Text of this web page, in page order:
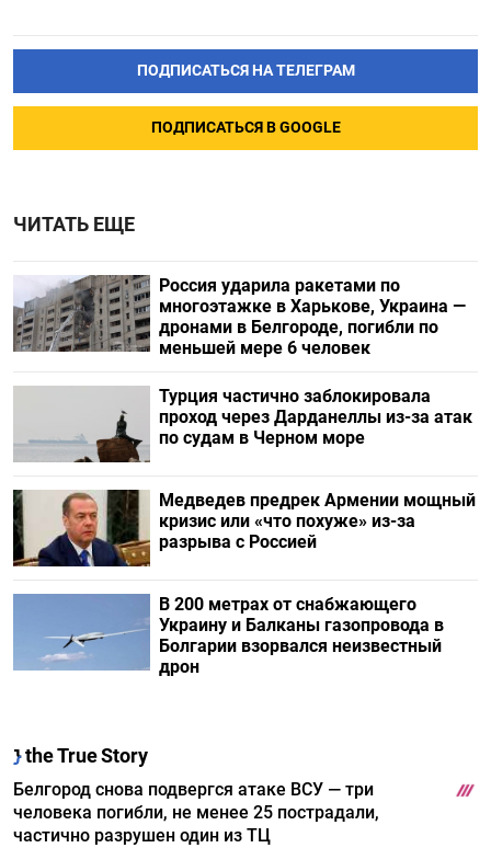
ПОДПИСАТЬСЯ НА ТЕЛЕГРАМ
ПОДПИСАТЬСЯ В GOOGLE
ЧИТАТЬ ЕЩЕ
Россия ударила ракетами по
многоэтажке в Харькове, Украина —
дронами в Белгороде, погибли по
меньшей мере 6 человек
Турция частично заблокировала
проход через Дарданеллы из-за атак
по судам в Черном море
Медведев предрек Армении мощный
кризис или «что похуже» из-за
разрыва с Россией
В 200 метрах от снабжающего
Украину и Балканы газопровода в
Болгарии взорвался неизвестный
дрон